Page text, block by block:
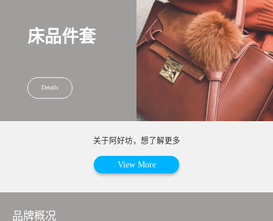
床品件套
Details
关于阿好坊，想了解更多
View More
品牌概况